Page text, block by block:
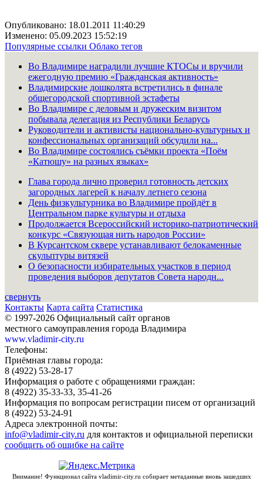
Опубликовано: 18.01.2011 11:40:29
Изменено: 05.09.2023 15:52:19
Популярные ссылки Облако тегов
Во Владимире наградили лучшие КТОСы и вручили
ежегодную премию «Гражданская активность»
Владимирские дошколята встретились в финале
общегородской спортивной эстафеты
Во Владимире с деловым и дружеским визитом
побывала делегация из Республики Беларусь
Руководители и активисты национально-культурных и
конфессиональных организаций обсудили на...
Во Владимире состоялись съёмки проекта «Поём
«Катюшу» на разных языках»
Глава города лично проверил готовность детских
загородных лагерей к началу летнего сезона
День физкультурника во Владимире пройдёт в
Центральном парке культуры и отдыха
Продолжается Всероссийский историко-патриотический
конкурс «Связующая нить народов России»
В Курсантском сквере устанавливают белокаменные
скульптуры витязей
О безопасности избирательных участков в период
проведения выборов депутатов Совета народн...
свернуть
Контакты Карта сайта Статистика
© 1997-2026 Официальный сайт органов
местного самоуправления города Владимира
www.vladimir-city.ru
Телефоны:
Приёмная главы города:
8 (4922) 53-28-17
Информация о работе с обращениями граждан:
8 (4922) 35-33-33, 35-41-26
Информация по вопросам регистрации писем от организаций
8 (4922) 53-24-91
Адреса электронной почты:
info@vladimir-city.ru для контактов и официальной переписки
сообщить об ошибке на сайте
Внимание! Функционал сайта vladimir-city.ru собирает метаданные вновь зашедших